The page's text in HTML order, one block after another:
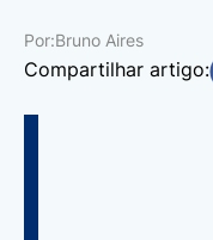
Por:Bruno Aires
Compartilhar artigo: